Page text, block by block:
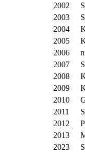
2002
2003
2004
2005
2006
2007
2008
2009
2010
2011
2012
2013
2023